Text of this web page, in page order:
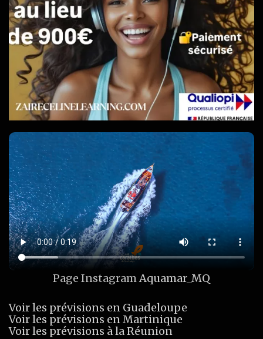
Page InstagramAquamar_MQ
Voir les prévisions en Guadeloupe
Voir les prévisions en Martinique
Voir les prévisions à la Réunion